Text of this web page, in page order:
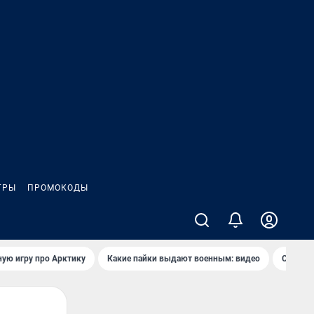
ПРОМОКОДЫ
игру про Арктику Какие пайки выдают военным: видео Самая